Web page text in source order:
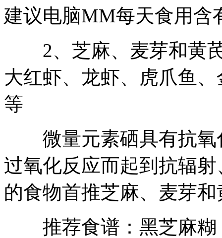
建议电脑MM每天食用含
2、芝麻、麦芽和黄芪
大红虾、龙虾、虎爪鱼
等
微量元素硒具有抗氧
过氧化反应而起到抗辐
的食物首推芝麻、麦芽和
推荐食谱：黑芝麻糊